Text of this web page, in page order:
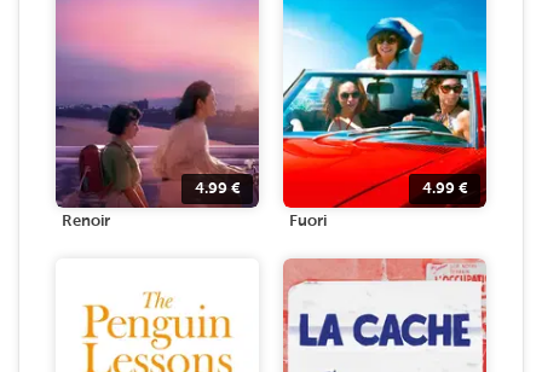
4.99 €
Renoir
4.99 €
Fuori